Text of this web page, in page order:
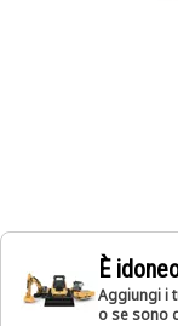
È
Aggiungi i
o se sono